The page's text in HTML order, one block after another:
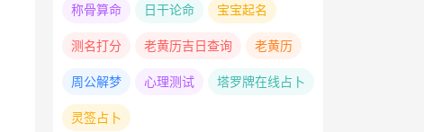
称骨算命 日干论命 宝宝起名
测名打分 老黄历吉日查询 老黄历
周公解梦 心理测试 塔罗牌在线占卜
灵签占卜